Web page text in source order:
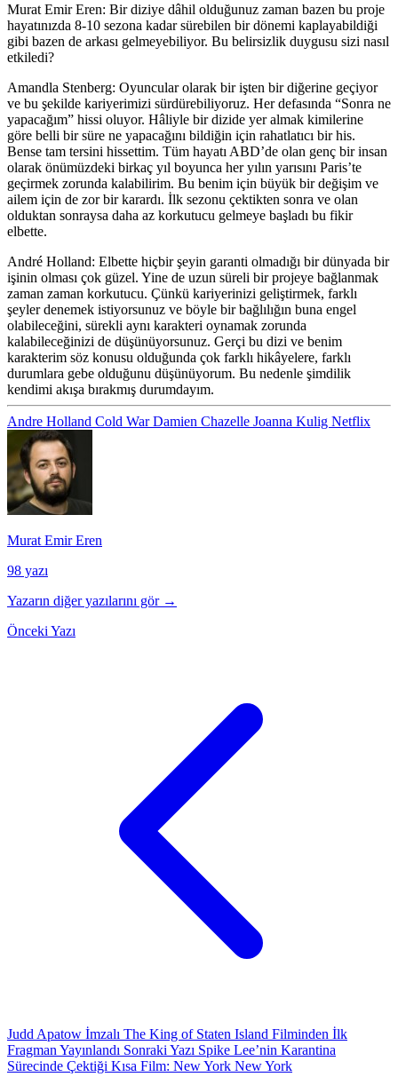
Murat Emir Eren: Bir diziye dâhil olduğunuz zaman bazen bu proje
hayatınızda 8-10 sezona kadar sürebilen bir dönemi kaplayabildiği
gibi bazen de arkası gelmeyebiliyor. Bu belirsizlik duygusu sizi nasıl
etkiledi?
Amandla Stenberg: Oyuncular olarak bir işten bir diğerine geçiyor
ve bu şekilde kariyerimizi sürdürebiliyoruz. Her defasında “Sonra ne
yapacağım” hissi oluyor. Hâliyle bir dizide yer almak kimilerine
göre belli bir süre ne yapacağını bildiğin için rahatlatıcı bir his.
Bense tam tersini hissettim. Tüm hayatı ABD’de olan genç bir insan
olarak önümüzdeki birkaç yıl boyunca her yılın yarısını Paris’te
geçirmek zorunda kalabilirim. Bu benim için büyük bir değişim ve
ailem için de zor bir karardı. İlk sezonu çektikten sonra ve olan
olduktan sonraysa daha az korkutucu gelmeye başladı bu fikir
elbette.
André Holland: Elbette hiçbir şeyin garanti olmadığı bir dünyada bir
işinin olması çok güzel. Yine de uzun süreli bir projeye bağlanmak
zaman zaman korkutucu. Çünkü kariyerinizi geliştirmek, farklı
şeyler denemek istiyorsunuz ve böyle bir bağlılığın buna engel
olabileceğini, sürekli aynı karakteri oynamak zorunda
kalabileceğinizi de düşünüyorsunuz. Gerçi bu dizi ve benim
karakterim söz konusu olduğunda çok farklı hikâyelere, farklı
durumlara gebe olduğunu düşünüyorum. Bu nedenle şimdilik
kendimi akışa bırakmış durumdayım.
Andre Holland Cold WarDamien Chazelle Joanna Kulig Netflix
Murat Emir Eren
98 yazı
Yazarın diğer yazılarını gör →
Önceki Yazı
Judd Apatow İmzalı The King of Staten Island Filminden İlk
Fragman Yayınlandı Sonraki Yazı Spike Lee’nin Karantina
Sürecinde Çektiği Kısa Film: New York New York